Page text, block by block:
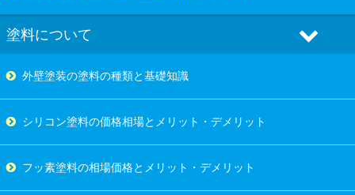
塗料について
外壁塗装の塗料の種類と基礎知識
シリコン塗料の価格相場とメリット・デメリット
フッ素塗料の相場価格とメリット・デメリット